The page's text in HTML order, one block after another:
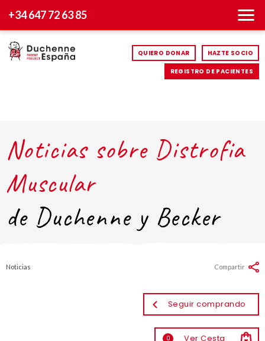
+34 647 72 63 85
QUIERO DONAR HAZTE SOCIO
REGISTRO DE PACIENTES
Noticias sobre Distrofia
Muscular
de Duchenne y Becker
Noticias
Seguir comprando
0 Ver Cesta
Compartir